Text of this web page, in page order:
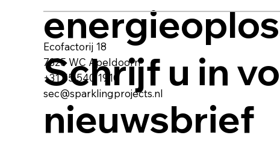
Schrijf u in
nieuwsbrief
Ecofactorij 18
7325 WC Apeldoorn
+31 55 540 1910
sec@sparklingprojects.nl